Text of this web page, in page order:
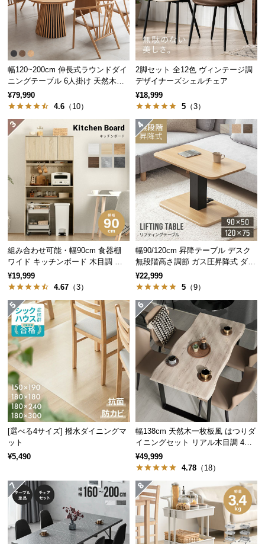
中
型
品
の
配
送
に
い
小
型
商
品
の
配
送
に
つ
い
て
開
梱
設
置
サ
ー
ビ
ス
つ
て
入
経
幅120~200cm 伸長式ラウンドダイ
ニングテーブル 6人掛け 天然木突
板 美しい格子デザイン
¥79,990
4.6 （10）
2脚セット 全12色 ヴィンテージ調
デザイナーズシェルチェア
¥18,999
5 （3）
組み合わせ可能・幅90cm 食器棚
ワイド キッチンボード 木目調 レ
イアウト自在
¥19,999
4.67 （3）
幅90/120cm 昇降テーブル デスク
無段階高さ調節 ガス圧昇降式 ダイ
ニング 高さ55~70cm
¥22,999
5 （9）
[選べる4サイズ] 撥水ダイニングマ
ット
¥5,490
幅138cm 天然木一枚板風 はつりダ
イニングセット リアル木目調 4人
掛け チェア4脚セット
¥49,999
4.78 （18）